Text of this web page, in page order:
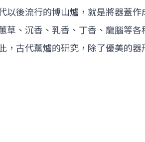
以後流行的博山爐，就是將器蓋
、沉香、乳香、丁香、龍腦等
古代薰爐的研究，除了優美的